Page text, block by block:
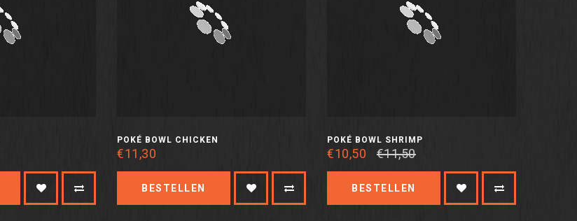
POKÉ BOWL CHICKEN
€11,30
BESTELLEN
POKÉ BOWL SHRIMP
€10,50 €11,50
BESTELLEN